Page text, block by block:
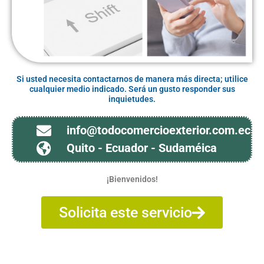
Si usted necesita contactarnos de manera más directa; utilice
cualquier medio indicado. Será un gusto responder sus
inquietudes.
info@todocomercioexterior.com.ec
Quito - Ecuador - Sudaméica
¡Bienvenidos!
Solicita este servicio